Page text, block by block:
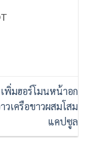
พิ่มฮอร์โมนหน้าอก
วเครือขาวผสมโสม
แคปซูล